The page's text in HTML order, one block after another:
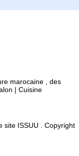
marocaine , des
| Cuisine
site ISSUU . Copyright